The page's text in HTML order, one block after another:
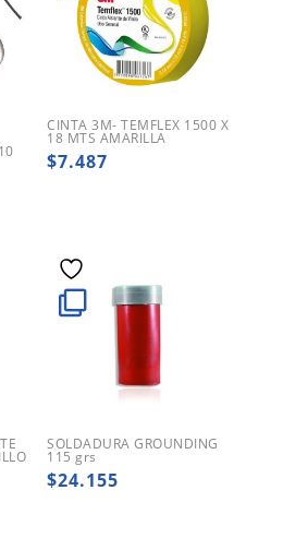
CINTA 3M- TEMFLEX 1500 X
18 MTS AMARILLA
$7.487
SOLDADURA GROUNDING
115 grs
$24.155